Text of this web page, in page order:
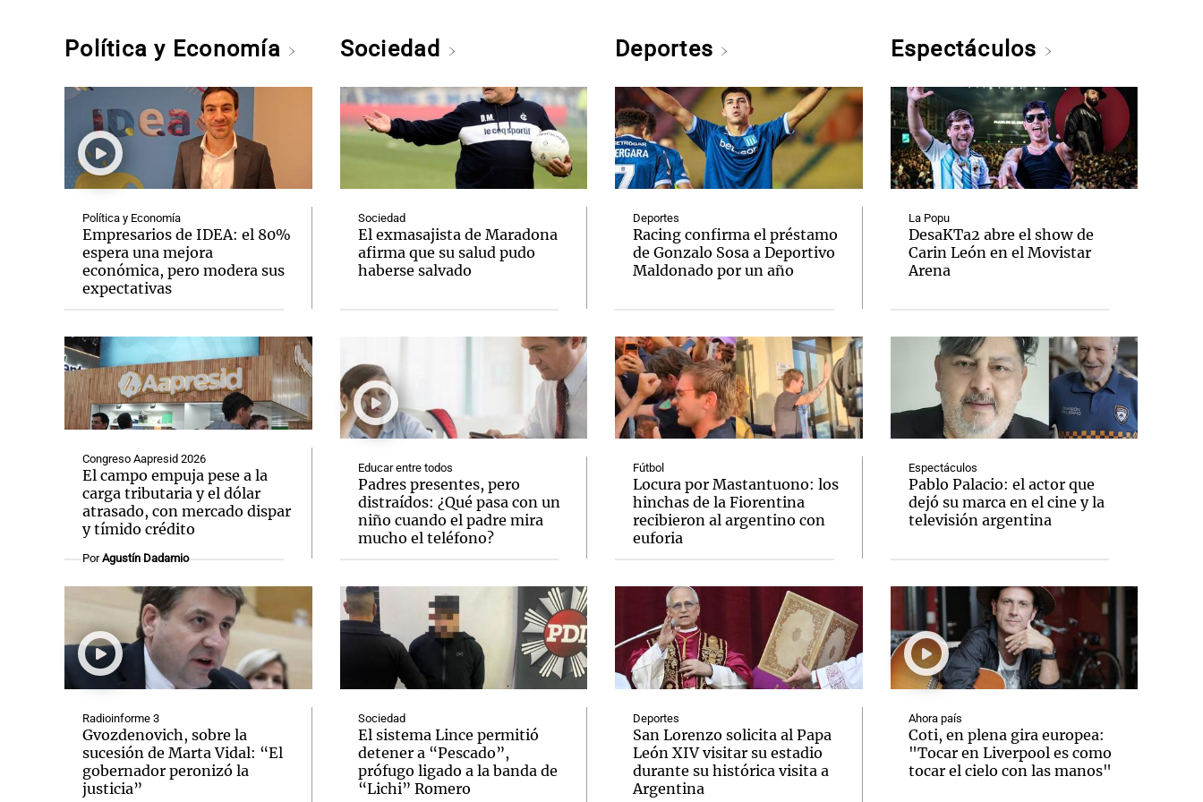
Política y Economía
Política y Economía
Empresarios de IDEA: el 80%
espera una mejora
económica, pero modera sus
expectativas
Congreso Aapresid 2026
El campo empuja pese a la
carga tributaria y el dólar
atrasado, con mercado dispar
y tímido crédito
PorAgustín Dadamio
Radioinforme 3
Gvozdenovich, sobre la
sucesión de Marta Vidal: “El
gobernador peronizó la
justicia”
Sociedad
Sociedad
El exmasajista de Maradona
afirma que su salud pudo
haberse salvado
Educar entre todos
Padres presentes, pero
distraídos: ¿Qué pasa con un
niño cuando el padre mira
mucho el teléfono?
Sociedad
El sistema Lince permitió
detener a “Pescado”,
prófugo ligado a la banda de
“Lichi” Romero
Deportes
Deportes
Racing confirma el préstamo
de Gonzalo Sosa a Deportivo
Maldonado por un año
Fútbol
Locura por Mastantuono: los
hinchas de la Fiorentina
recibieron al argentino con
euforia
Deportes
San Lorenzo solicita al Papa
León XIV visitar su estadio
durante su histórica visita a
Argentina
Espectáculos
La Popu
DesaKTa2 abre el show de
Carin León en el Movistar
Arena
Espectáculos
Pablo Palacio: el actor que
dejó su marca en el cine y la
televisión argentina
Ahora país
Coti, en plena gira europea:
"Tocar en Liverpool es como
tocar el cielo con las manos"
Notas
Mundial 2026
Notas
El huracán de Arequito
Notas
Cadena 3 en Groenlandia
Notas